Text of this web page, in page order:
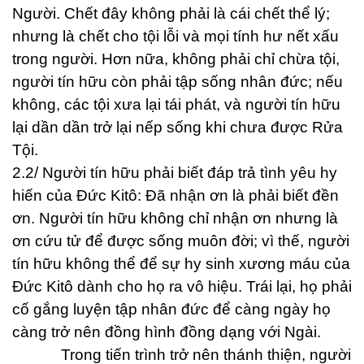
Người. Chết đây không phải là cái chết thể lý;
nhưng là chết cho tội lỗi và mọi tính hư nết xấu
trong người. Hơn nữa, không phải chỉ chừa tội,
người tín hữu còn phải tập sống nhân đức; nếu
không, các tội xưa lại tái phát, và người tín hữu
lại dần dần trở lại nếp sống khi chưa được Rửa
Tội.
2.2/ Người tín hữu phải biết đáp trả tình yêu hy
hiến của Đức Kitô: Đã nhận ơn là phải biết đền
ơn. Người tín hữu không chỉ nhận ơn nhưng là
ơn cứu tử để được sống muôn đời; vì thế, người
tín hữu không thể để sự hy sinh xương máu của
Đức Kitô dành cho họ ra vô hiệu. Trái lại, họ phải
cố gắng luyện tập nhân đức để càng ngày họ
càng trở nên đồng hình đồng dạng với Ngài.
Trong tiến trình trở nên thánh thiện, người